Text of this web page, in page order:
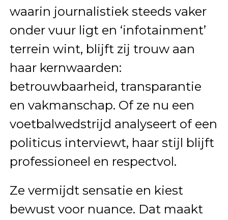
waarin journalistiek steeds vaker
onder vuur ligt en ‘infotainment’
terrein wint, blijft zij trouw aan
haar kernwaarden:
betrouwbaarheid, transparantie
en vakmanschap. Of ze nu een
voetbalwedstrijd analyseert of een
politicus interviewt, haar stijl blijft
professioneel en respectvol.
Ze vermijdt sensatie en kiest
bewust voor nuance. Dat maakt